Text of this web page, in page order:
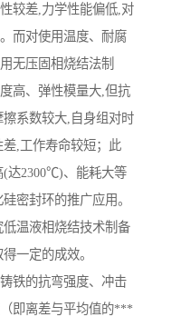
较差,力学性能偏低,对
而对使用温度、耐腐
无压固相烧结法制
高、弹性模量大,但抗
系数较大,自身组对时
,工作寿命较短；此
(达2300℃)、能耗大等
密封环的推广应用。
温液相烧结技术制备
一定的成效。
铁的抗弯强度、冲击
即离差与平均值的***